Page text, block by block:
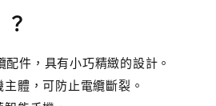
件，具有小巧精緻的設計。
體，可防止電纜斷裂。